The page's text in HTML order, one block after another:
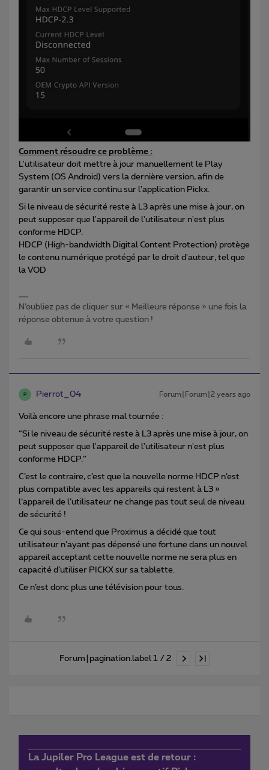
Comment résoudre ce problème :
L'utilisateur doit mettre à jour manuellement le Play
System (OS Android) vers la dernière version, afin de
garantir un service continu sur l'application Pickx.
Si le niveau de sécurité reste à L3 après une mise à jour, on
peut supposer que l'appareil de l'utilisateur n'est plus
conforme HDCP.
HDCP (High-bandwidth Digital Content Protection) protège
le contenu numérique protégé par le droit d'auteur, tel que
la VOD
N’oubliez pas de cliquer sur « Meilleure réponse » une fois la
réponse obtenue à votre question !
P Pierrot_04 Forum|Forum|2 years ago
Voilà encore une phrase mal tournée :
“Si le niveau de sécurité reste à L3 après une mise à jour, on
peut supposer que l'appareil de l'utilisateur n'est plus
conforme HDCP.”
C’est le contraire, c’est que la nouvelle norme HDCP n’est
plus compatible avec les appareils qui restent à L3 »
l’appareil de l’utilisateur ne change pas tout seul de niveau
de sécurité !
Ce qui sous-entend que Proximus a décidé que tout
utilisateur n’ayant pas dépensé une fortune dans un nouvel
appareil acceptant cette nouvelle norme ne sera plus en
capacité d’utiliser PICKX sur sa tablette.
Ce n’est donc plus une télévision pour tous.
Forum|pagination.label 1 / 2
La Jupiler Pro League est de retour :